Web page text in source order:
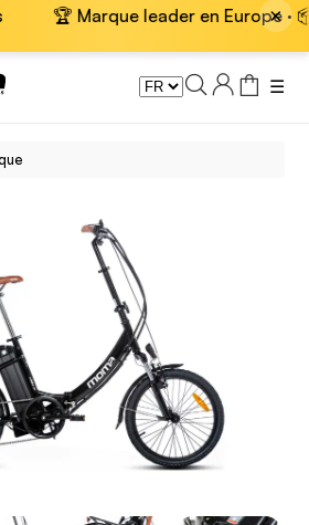
🏆 Marque leader en Europe · 📦×
☰